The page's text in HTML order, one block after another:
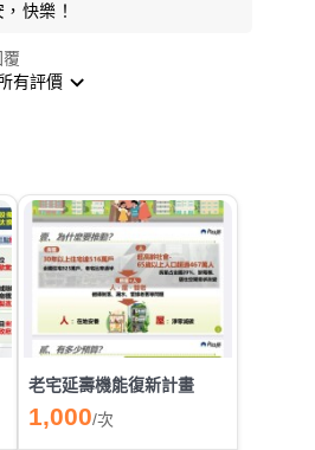
快樂！
有評價
老宅延壽機能復新計畫
1,000/次